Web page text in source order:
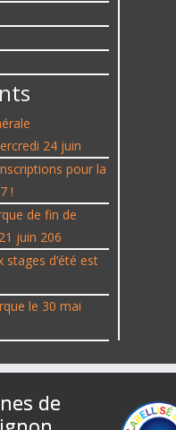
24 juin
pour la
!
de fin de
juin 206
stages d’été est
le 30 mai
de